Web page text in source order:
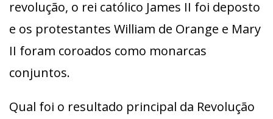
revolução, o rei católico James II foi deposto
e os protestantes William de Orange e Mary
II foram coroados como monarcas
conjuntos.
Qual foi o resultado principal da Revolução